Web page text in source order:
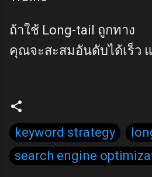
ถ้าใช้ Long-tail ถูกทาง
คุณจะสะสมอันดับได้เร็ว
keyword strategy
search engine